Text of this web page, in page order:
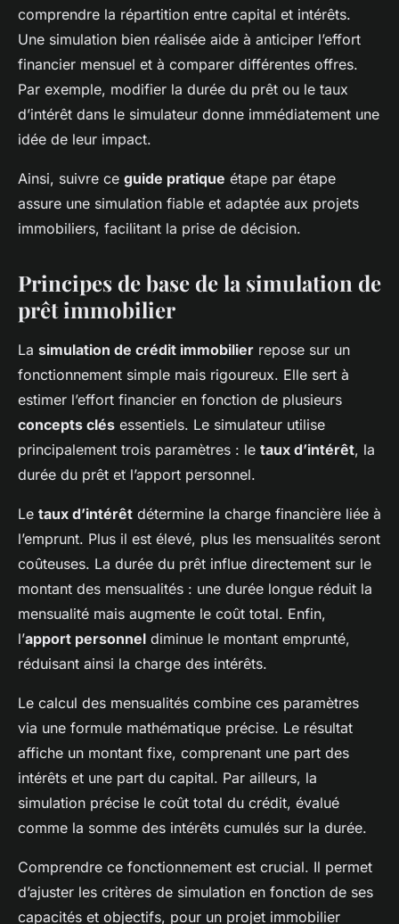
comprendre la répartition entre capital et intérêts.
Une simulation bien réalisée aide à anticiper l’effort
financier mensuel et à comparer différentes offres.
Par exemple, modifier la durée du prêt ou le taux
d’intérêt dans le simulateur donne immédiatement une
idée de leur impact.
Ainsi, suivre ce guide pratique étape par étape
assure une simulation fiable et adaptée aux projets
immobiliers, facilitant la prise de décision.
Principes de base de la simulation de
prêt immobilier
La simulation de crédit immobilier repose sur un
fonctionnement simple mais rigoureux. Elle sert à
estimer l’effort financier en fonction de plusieurs
concepts clés essentiels. Le simulateur utilise
principalement trois paramètres : le taux d’intérêt, la
durée du prêt et l’apport personnel.
Le taux d’intérêt détermine la charge financière liée à
l’emprunt. Plus il est élevé, plus les mensualités seront
coûteuses. La durée du prêt influe directement sur le
montant des mensualités : une durée longue réduit la
mensualité mais augmente le coût total. Enfin,
l’apport personnel diminue le montant emprunté,
réduisant ainsi la charge des intérêts.
Le calcul des mensualités combine ces paramètres
via une formule mathématique précise. Le résultat
affiche un montant fixe, comprenant une part des
intérêts et une part du capital. Par ailleurs, la
simulation précise le coût total du crédit, évalué
comme la somme des intérêts cumulés sur la durée.
Comprendre ce fonctionnement est crucial. Il permet
d’ajuster les critères de simulation en fonction de ses
capacités et objectifs, pour un projet immobilier